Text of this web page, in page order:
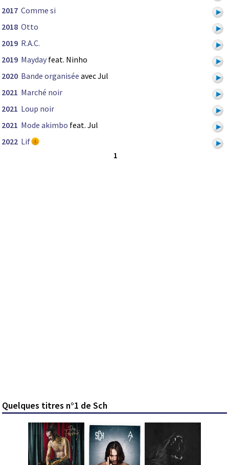
2017 Comme si
2018 Otto
2019 R.A.C.
2019 Mayday feat. Ninho
2020 Bande organisée avec Jul
2021 Marché noir
2021 Loup noir
2021 Mode akimbo feat. Jul
2022 Lif
1
Quelques titres n°1 de Sch